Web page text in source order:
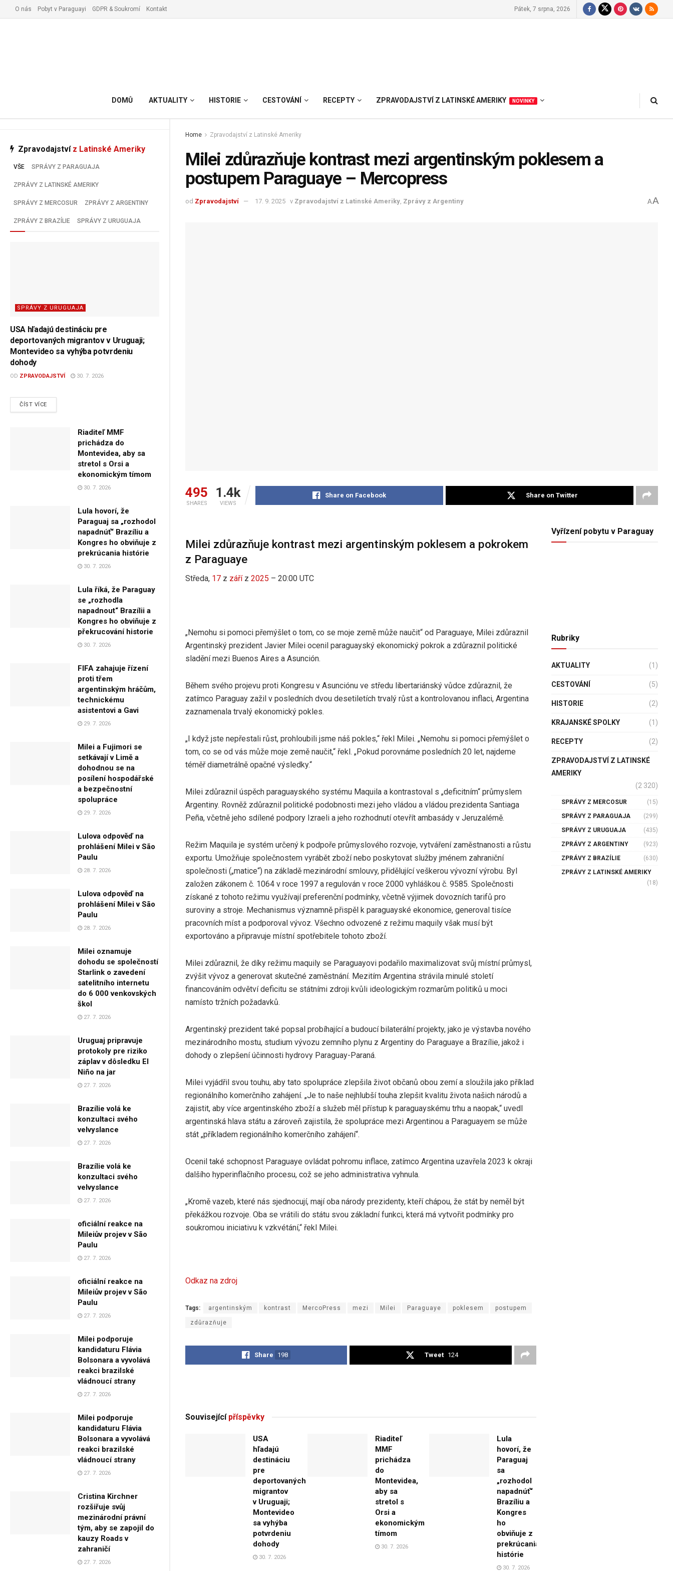
Vyřízení pobytu v Paraguay
Zpravodajství z Latinské Ameriky
VŠE SPRÁVY Z PARAGUAJA
ZPRÁVY Z LATINSKÉ AMERIKY
SPRÁVY Z MERCOSUR ZPRÁVY Z ARGENTINY
ZPRÁVY Z BRAZÍLIE SPRÁVY Z URUGUAJA
SPRÁVY Z URUGUAJA
USA hľadajú destináciu pre
deportovaných migrantov v Uruguaji;
Montevideo sa vyhýba potvrdeniu
dohody
OD ZPRAVODAJSTVÍ 30. 7. 2026
ČÍST VÍCEDETAILS
Riaditeľ MMF
prichádza do
Montevidea, aby sa
stretol s Orsi a
ekonomickým tímom
30. 7. 2026
Lula hovorí, že
Paraguaj sa „rozhodol
napadnúť“ Brazíliu a
Kongres ho obviňuje z
prekrúcania histórie
30. 7. 2026
Lula říká, že Paraguay
se „rozhodla
napadnout“ Brazílii a
Kongres ho obviňuje z
překrucování historie
30. 7. 2026
FIFA zahajuje řízení
proti třem
argentinským hráčům,
technickému
asistentovi a Gavi
29. 7. 2026
Milei a Fujimori se
setkávají v Limě a
dohodnou se na
posílení hospodářské
a bezpečnostní
spolupráce
29. 7. 2026
Lulova odpověď na
prohlášení Milei v São
Paulu
28. 7. 2026
Lulova odpověď na
prohlášení Milei v São
Paulu
28. 7. 2026
Milei oznamuje
dohodu se společností
Starlink o zavedení
satelitního internetu
do 6 000 venkovských
škol
27. 7. 2026
Uruguaj pripravuje
protokoly pre riziko
záplav v dôsledku El
Niño na jar
27. 7. 2026
Brazílie volá ke
konzultaci svého
velvyslance
27. 7. 2026
Brazílie volá ke
konzultaci svého
velvyslance
27. 7. 2026
oficiální reakce na
Mileiův projev v São
Paulu
27. 7. 2026
oficiální reakce na
Mileiův projev v São
Paulu
27. 7. 2026
Milei podporuje
kandidaturu Flávia
Bolsonara a vyvolává
reakci brazilské
vládnoucí strany
27. 7. 2026
Milei podporuje
kandidaturu Flávia
Bolsonara a vyvolává
reakci brazilské
vládnoucí strany
27. 7. 2026
Cristina Kirchner
rozšiřuje svůj
mezinárodní právní
tým, aby se zapojil do
kauzy Roads v
zahraničí
27. 7. 2026
O nás Pobyt v Paraguayi GDPR & Soukromí Kontakt Pátek, 7 srpna, 2026
DOMŮ AKTUALITY HISTORIE CESTOVÁNÍ RECEPTY ZPRAVODAJSTVÍ Z LATINSKÉ AMERIKY NOVINKY
Home Zpravodajství z Latinské Ameriky
Milei zdůrazňuje kontrast mezi argentinským poklesem a
postupem Paraguaye – Mercopress
od Zpravodajství 17. 9. 2025 v Zpravodajství z Latinské Ameriky, Zprávy z Argentiny AA
495
SHARES
1.4k
VIEWS
Share on Facebook Share on Twitter
Milei zdůrazňuje kontrast mezi argentinským poklesem a pokrokem
z Paraguaye
Středa, 17 z záříz 2025 – 20:00 UTC
„Nemohu si pomoci přemýšlet o tom, co se moje země může naučit“ od Paraguaye, Milei zdůraznil
Argentinský prezident Javier Milei ocenil paraguayský ekonomický pokrok a zdůraznil politické
sladění mezi Buenos Aires a Asunción.
Během svého projevu proti Kongresu v Asunciónu ve středu libertariánský vůdce zdůraznil, že
zatímco Paraguay zažil v posledních dvou desetiletích trvalý růst a kontrolovanou inflaci, Argentina
zaznamenala trvalý ekonomický pokles.
„I když jste nepřestali růst, prohloubili jsme náš pokles,“ řekl Milei. „Nemohu si pomoci přemýšlet o
tom, co se od vás může moje země naučit,“ řekl. „Pokud porovnáme posledních 20 let, najdeme
téměř diametrálně opačné výsledky.“
Milei zdůraznil úspěch paraguayského systému Maquila a kontrastoval s „deficitním“ průmyslem
Argentiny. Rovněž zdůraznil politické podobnosti mezi jeho vládou a vládou prezidenta Santiaga
Peña, včetně jeho sdílené podpory Izraeli a jeho rozhodnutí otevřít ambasády v Jeruzalémě.
Režim Maquila je systém určený k podpoře průmyslového rozvoje, vytváření zaměstnanosti a růstu
exportu. Umožňuje společnostem vyrábět zboží nebo poskytovat služby jménem zahraniční
společnosti („matice“) na základě mezinárodní smlouvy, přidělující veškerou vývozní výrobu. Byl
založen zákonem č. 1064 v roce 1997 a regulován v roce 2000 vyhláškou č. 9585. Společnosti
získané z tohoto režimu využívají preferenční podmínky, včetně výjimek dovozních tarifů pro
suroviny a stroje. Mechanismus významně přispěl k paraguayské ekonomice, generoval tisíce
pracovních míst a podporoval vývoz. Všechno odvozené z režimu maquily však musí být
exportováno a připravuje místní spotřebitele tohoto zboží.
Milei zdůraznil, že díky režimu maquily se Paraguayovi podařilo maximalizovat svůj místní průmysl,
zvýšit vývoz a generovat skutečné zaměstnání. Mezitím Argentina strávila minulé století
financováním odvětví deficitu se státními zdroji kvůli ideologickým rozmarům politiků u moci
namísto tržních požadavků.
Argentinský prezident také popsal probíhající a budoucí bilaterální projekty, jako je výstavba nového
mezinárodního mostu, studium vývozu zemního plynu z Argentiny do Paraguaye a Brazílie, jakož i
dohody o zlepšení účinnosti hydrovy Paraguay-Paraná.
Milei vyjádřil svou touhu, aby tato spolupráce zlepšila život občanů obou zemí a sloužila jako příklad
regionálního komerčního zahájení. „Je to naše nejhlubší touha zlepšit kvalitu života našich národů a
zajistit, aby více argentinského zboží a služeb měl přístup k paraguayskému trhu a naopak,“ uvedl
argentinská hlava státu a zároveň zajistila, že spolupráce mezi Argentinou a Paraguayem se může
stát „příkladem regionálního komerčního zahájení“.
Ocenil také schopnost Paraguaye ovládat pohromu inflace, zatímco Argentina uzavřela 2023 k okraji
dalšího hyperinflačního procesu, což se jeho administrativa vyhnula.
„Kromě vazeb, které nás sjednocují, mají oba národy prezidenty, kteří chápou, že stát by neměl být
překážkou rozvoje. Oba se vrátili do státu svou základní funkci, která má vytvořit podmínky pro
soukromou iniciativu k vzkvétání,“ řekl Milei.
Odkaz na zdroj
Tags: argentinským kontrast MercoPress mezi Milei Paraguaye poklesem postupem
zdůrazňuje
Share 198 Tweet 124
Souvisejícípříspěvky
USA
hľadajú
destináciu
pre
deportovaných
migrantov
v Uruguaji;
Montevideo
sa vyhýba
potvrdeniu
dohody
30. 7. 2026
Riaditeľ
MMF
prichádza
do
Montevidea,
aby sa
stretol s
Orsi a
ekonomickým
tímom
30. 7. 2026
Lula
hovorí, že
Paraguaj
sa
„rozhodol
napadnúť“
Brazíliu a
Kongres
ho
obviňuje z
prekrúcania
histórie
30. 7. 2026
Vyřízení pobytu v Paraguay
Rubriky
AKTUALITY (1)
CESTOVÁNÍ (5)
HISTORIE (2)
KRAJANSKÉ SPOLKY (1)
RECEPTY (2)
ZPRAVODAJSTVÍ Z LATINSKÉ
AMERIKY
(2 320)
SPRÁVY Z MERCOSUR
(15)
SPRÁVY Z PARAGUAJA
(299)
SPRÁVY Z URUGUAJA
(435)
ZPRÁVY Z ARGENTINY
(923)
ZPRÁVY Z BRAZÍLIE
(630)
ZPRÁVY Z LATINSKÉ AMERIKY
(18)